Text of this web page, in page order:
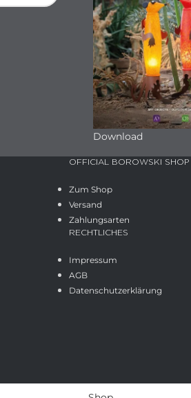
Download
OFFICIAL BOROWSKI SHOP
Zum Shop
Versand
Zahlungsarten
RECHTLICHES
Impressum
AGB
Datenschutzerklärung